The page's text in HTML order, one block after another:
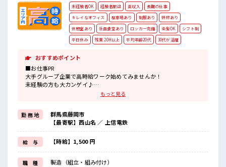
未経験者OK 経験者歓迎 高収入
長期の仕事
キレイなオフィス
駐車場あり 制服あり
研修あり
休憩室あり
社員食堂あり ロッカー完備 染髪OK
シフト制
平日休み
残業 20H以上 平均年齢20代 30代が活躍
おすすめポイント
■お仕事PR
大手グループ企業で高時給ワーク始めてみませんか！
未経験の方も大カンゲイ♪
丁寧に教えていただけるので、
稼ぎたい方にもおススメ♪
交替勤務のお仕事なので深夜帯の時給はナント1875円！
お休みは平日の場合もあるのでメリットもたくさん♪
渋滞・行列知らずでゆったりのんびり★
心も身体もリフレッシュできそう♪
職場はとってもキレイな工場！
空調も完備されているので年中カイテキにお仕事ができますよ！
もっと見る
勤 務 地
群馬県藤岡市
【最寄駅】西山名 ／ 上信電鉄
給 与 【時給】1,500 円
職 種 製造（組立・組み付け）